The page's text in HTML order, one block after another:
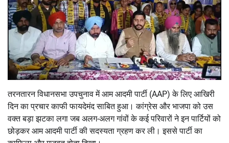
तरनतारन विधानसभा उपचुनाव में आम आदमी पार्टी (AAP) के लिए आखिरी
दिन का प्रचार काफी फायदेमंद साबित हुआ। कांग्रेस और भाजपा को उस
वक्त बड़ा झटका लगा जब अलग-अलग गांवों के कई परिवारों ने इन पार्टियों को
छोड़कर आम आदमी पार्टी की सदस्यता ग्रहण कर ली। इससे पार्टी का